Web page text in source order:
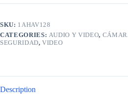
SKU: 1AHAV128
CATEGORIES: AUDIO Y VIDEO,
SEGURIDAD,VIDEO
Description